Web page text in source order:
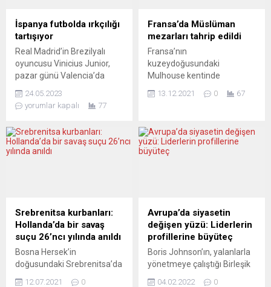
gerektiğini kaydeden Prens
Albert von Anhalt, sürecin
bir felaketle
sonuçlanabileceğine dikkat
çekti....
Slovenya ve Macaristan sınır
kapılarından Hırvatistan’a
geçişlerde kontrollere...
İspanya futbolda ırkçılığı
tartışıyor
Real Madrid’in Brezilyalı
oyuncusu Vinicius Junior,
pazar günü Valencia’da
taraftarın ırkçı
tezahüratlarına maruz kaldı.
kesildi ve arbede çıktı. Daha
sonra, Madrid’deki bir
gerçekleştirildi. İspanya’da
bölgesel ve yerel seçimlerin
arifesinde gerçekleşen
olay,...
24.05.2023
yorumlar kapalı
77
Fransa’da Müslüman
mezarları tahrip edildi
Fransa’nın
kuzeydoğusundaki
Mulhouse kentinde
tahribi, yerel politikacıların
Mulhouse’daki mezarlığın bir
bölümünde bulunan onlarca
kınadı. Mezarlara saygı
gösterilmesi gerektiğini
ifade eden Lutz, olaya ilişkin
bir kişinin suç duyurusunda
bulunduğu...
13.12.2021 0 67
Srebrenitsa kurbanları:
Hollanda’da bir savaş
suçu 26’ncı yılında anıldı
Bosna Hersek’in
doğusundaki Srebrenitsa’da
12.07.2021
0
Avrupa’da siyasetin
değişen yüzü: Liderlerin
profillerine büyüteç
Boris Johnson’ın, yalanlarla
yönetmeye çalıştığı Birleşik
04.02.2022
0